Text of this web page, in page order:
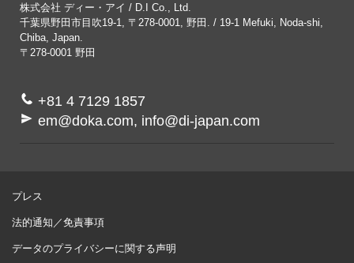
株式会社 ディー・アイ / D.I Co., Ltd.
千葉県野田市目吹19-1, 〒278-0001, 野田. / 19-1 Mefuki, Noda-shi,
Chiba, Japan.
〒278-0001 野田
+81 4 7129 1857
em@doka.com, info@di-japan.com
プレス
法的通知／免責事項
データのプライバシーに関する声明